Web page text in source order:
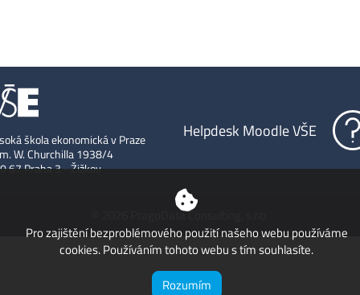
škola ekonomická v Praze
W. Churchilla 1938/4
67 Praha 3 - Žižkov
Helpdesk Moodle VŠE
© 2026 PragoData Consulting, s.r.o.
Pro zajištění bezproblémového použití našeho webu používáme
cookies. Používáním tohoto webu s tím souhlasíte.
Rozumím